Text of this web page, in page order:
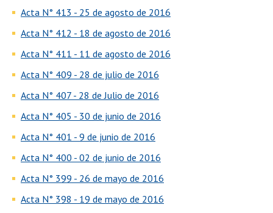
Acta N° 413 - 25 de agosto de 2016
Acta N° 412 - 18 de agosto de 2016
Acta N° 411 - 11 de agosto de 2016
Acta N° 409 - 28 de julio de 2016
Acta N° 407 - 28 de Julio de 2016
Acta N° 405 - 30 de junio de 2016
Acta N° 401 - 9 de junio de 2016
Acta N° 400 - 02 de junio de 2016
Acta N° 399 - 26 de mayo de 2016
Acta N° 398 - 19 de mayo de 2016